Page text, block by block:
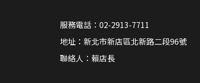
服務電話：02-2913-7711
地址：新北市新店區北新路二段96號
聯絡人：賴店長